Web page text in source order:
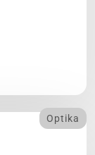
Optika